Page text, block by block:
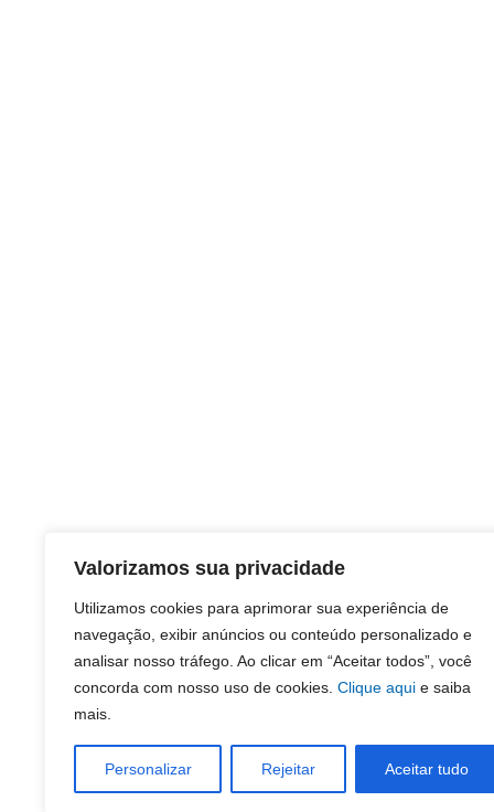
Valorizamos sua privacidade
Utilizamos cookies para aprimorar sua experiência de
navegação, exibir anúncios ou conteúdo personalizado e
analisar nosso tráfego. Ao clicar em “Aceitar todos”, você
concorda com nosso uso de cookies. Clique aqui e saiba
mais.
Personalizar Rejeitar Aceitar tudo